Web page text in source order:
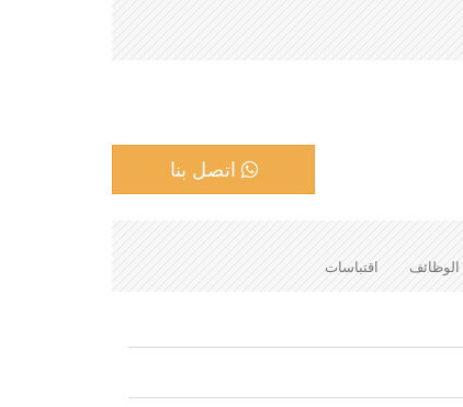
اتصل بنا
الوظائف اقتباسات